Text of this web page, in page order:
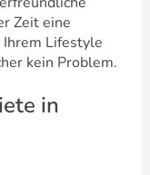
Zeit eine
Lifestyle
kein Problem.
in